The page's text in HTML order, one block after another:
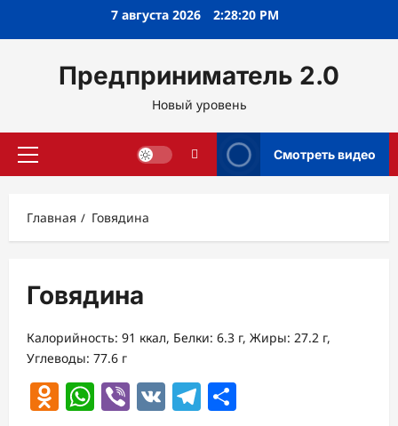
7 августа 2026 2:28:21 PM
Предприниматель 2.0
Новый уровень
Основное
Смотреть видео
Главная Говядина
Говядина
Калорийность: 91 ккал, Белки: 6.3 г, Жиры: 27.2 г,
Углеводы: 77.6 г
Odnoklassniki
WhatsApp
Viber
VK Telegram